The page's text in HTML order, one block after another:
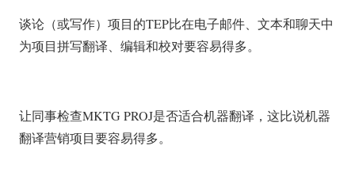
谈论（或写作）项目的TEP比在电子邮件、文本和聊天中
为项目拼写翻译、编辑和校对要容易得多。
让同事检查MKTG PROJ是否适合机器翻译，这比说机器
翻译营销项目要容易得多。